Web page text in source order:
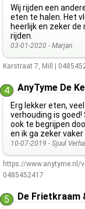
Wij rijden een
eten te halen. Het
heerlijk en zeker
rijden.
03-01-2020 - Marjan
Karstraat 7, Mill
4 AnyTyme De
Erg lekker eten,
verhouding is
ook te begrijpen
en ik ga zeker
10-07-2019 - Sjuul
https://www.anytyme.nl/
0485452417
5 De Frietkraam